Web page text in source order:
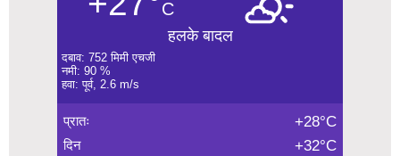
C
हलके बादल
दबाव: 752 मिमी एचजी
नमी: 90 %
हवा: पूर्व, 2.6 m/s
प्रातः +28°C
दिन +32°C